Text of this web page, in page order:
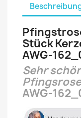
Stück
AWG-
Sehr
AWG-